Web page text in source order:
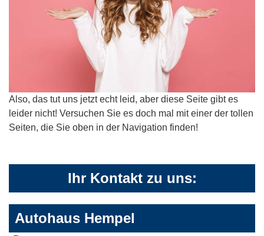
Also, das tut uns jetzt echt leid, aber diese Seite gibt es
leider nicht! Versuchen Sie es doch mal mit einer der tollen
Seiten, die Sie oben in der Navigation finden!
Ihr Kontakt zu uns:
Autohaus Hempel